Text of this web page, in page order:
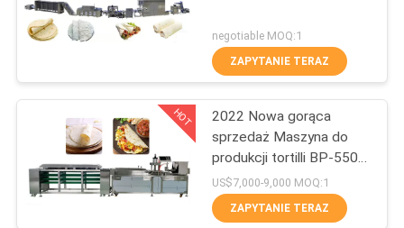
FILMY
WYCIECZKA
Linia do
przetwarzania
owoców
82
negotiable MOQ:1
ZAPYTANIE TERAZ
HOT
2022 Nowa gorąca
sprzedaż Maszyna do
produkcji tortilli BP-550
Linia do produkcji tortilli
US$7,000-9,000 MOQ:1
ZAPYTANIE TERAZ